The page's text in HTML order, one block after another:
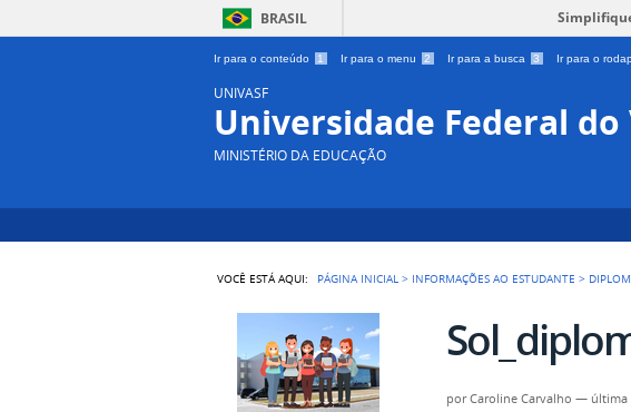
BRASIL
Ir para o conteúdo 1 Ir para o menu 2 Ir para a busca 3 Ir para o
UNIVASF
Universidade Federal do
MINISTÉRIO DA EDUCAÇÃO
VOCÊ ESTÁ AQUI: PÁGINA INICIAL > INFORMAÇÕES AO ESTUDANTE >
porCaroline Carvalho — última